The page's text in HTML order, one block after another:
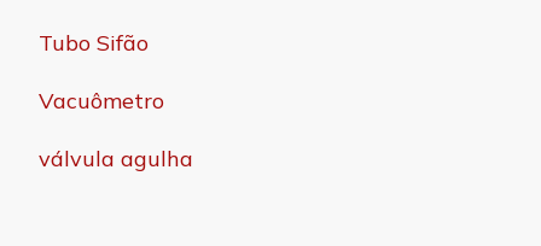
Tubo Sifão
Vacuômetro
válvula agulha